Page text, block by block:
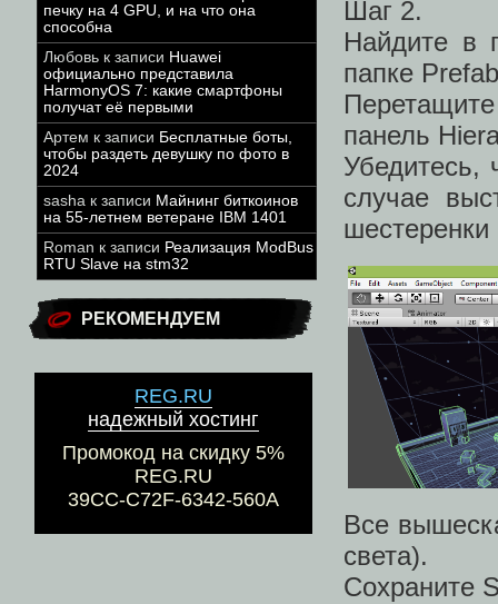
печку на 4 GPU, и на что она
способна
Любовь к записи Huawei
официально представила
HarmonyOS 7: какие смартфоны
получат её первыми
Артем к записи Бесплатные боты,
чтобы раздеть девушку по фото в
2024
sasha к записи Майнинг биткоинов
на 55-летнем ветеране IBM 1401
Roman к записи Реализация ModBus
RTU Slave на stm32
РЕКОМЕНДУЕМ
REG.RU
надежный хостинг
Промокод на скидку 5%
REG.RU
39CC-C72F-6342-560A
Шаг 2.
Найдите в
папке
панель
Убедитесь,
случае
Все
света).
Сохраните